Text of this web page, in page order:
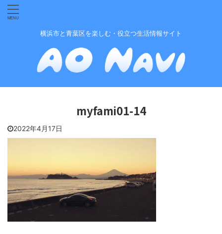
横浜市と青葉区を楽しむ・役立つ生活情報サイト
myfami01-14
2022年4月17日